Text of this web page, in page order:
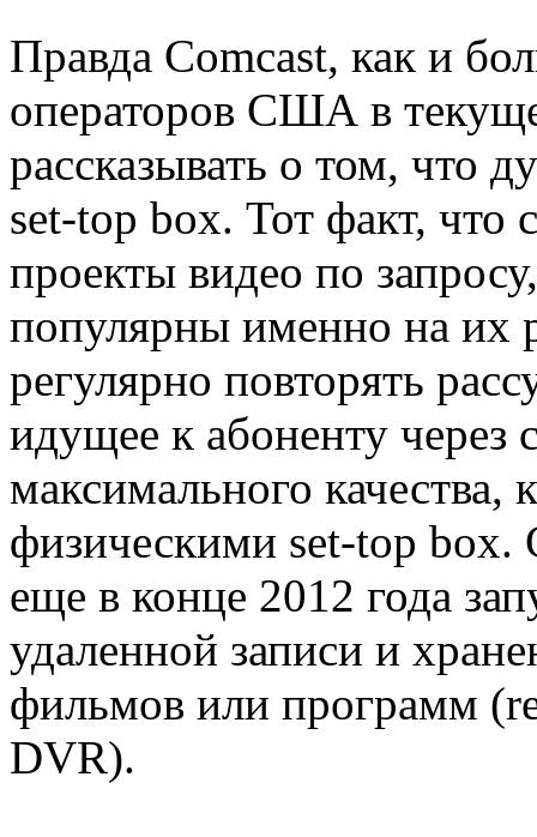
Правда Comcast, как и
операторов США в
рассказывать о том, что
set-top box. Тот факт, что
проекты видео по
популярны именно на их
регулярно повторять
идущее к абоненту через
максимального качества,
физическими set-top box.
еще в конце 2012 года
удаленной записи и
фильмов или программ
DVR).